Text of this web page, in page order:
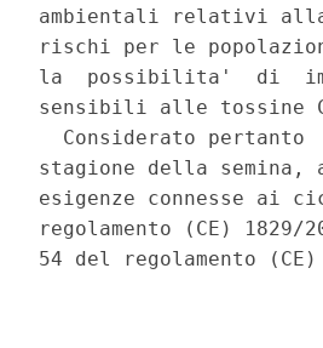
ambientali relativi alla
rischi per le
la  possibilita'  di
sensibili alle tossine
Considerato pertanto
stagione della
esigenze connesse
regolamento (CE)
54 del regolamento